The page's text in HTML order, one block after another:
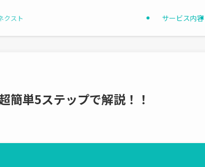
クスト サービス内容
簡単5ステップで解説！！